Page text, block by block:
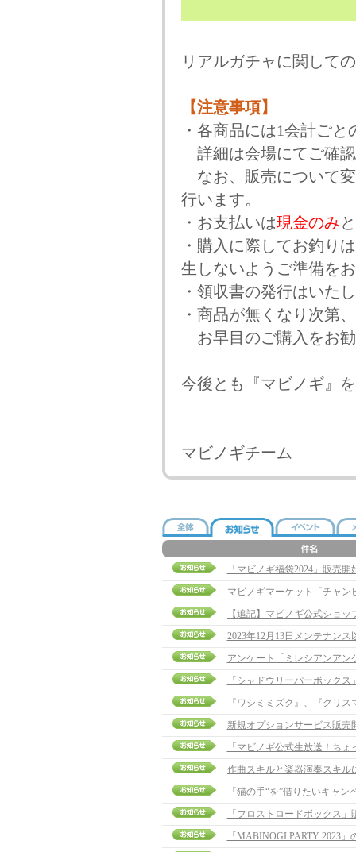
リアルガチャに関して
【注意事項】
・各商品には1会計ご
詳細は会場にてご確
なお、販売について
行います。
・お支払いは現金のみ
・購入に際してお釣り
生しないようご準備を
・領収書の発行はいた
・商品が無くなり次第
お早目のご購入をお
今後とも『マビノギ』
マビノギチーム
「マビノギ福袋2024」販売
2023年12月13日メンテナン
アンケート「ミレシアンアン
「シャドウリーパーボック
『ワシミミズク』、『クリ
新規オプションサービス販売
「マビノギ公式生放送！ち
作曲スキルと楽器演奏スキル
「猫の手“を”借りたいキャ
「フロストロードボックス
「MABINOGI PARTY 2023